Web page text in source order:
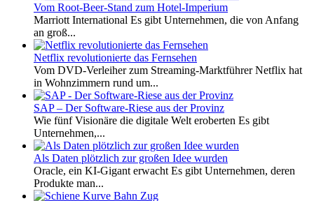
Vom Root-Beer-Stand zum Hotel-Imperium
Marriott International Es gibt Unternehmen, die von Anfang
an groß...
Netflix revolutionierte das Fernsehen
Vom DVD-Verleiher zum Streaming-Marktführer Netflix hat
in Wohnzimmern rund um...
SAP – Der Software-Riese aus der Provinz
Wie fünf Visionäre die digitale Welt eroberten Es gibt
Unternehmen,...
Als Daten plötzlich zur großen Idee wurden
Oracle, ein KI-Gigant erwacht Es gibt Unternehmen, deren
Produkte man...